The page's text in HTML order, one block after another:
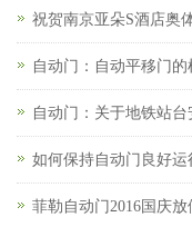
祝贺南京亚朵S酒店奥
自动门：自动平移门的
自动门：关于地铁站
如何保持自动门良好运
菲勒自动门2016国庆放